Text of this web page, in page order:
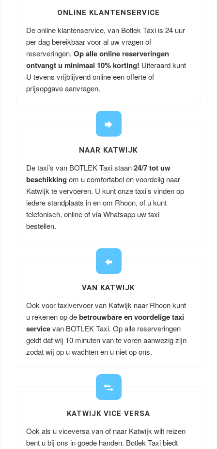
ONLINE KLANTENSERVICE
De online klantenservice, van Botlek Taxi is 24 uur
per dag bereikbaar voor al uw vragen of
reserveringen. Op alle online reserveringen
ontvangt u minimaal 10% korting! Uiteraard kunt
U tevens vrijblijvend online een offerte of
prijsopgave aanvragen.
NAAR KATWIJK
De taxi’s van BOTLEK Taxi staan24/7 tot uw
beschikking om u comfortabel en voordelig naar
Katwijk te vervoeren. U kunt onze taxi’s vinden op
iedere standplaats in en om Rhoon, of u kunt
telefonisch, online of via Whatsapp uw taxi
bestellen.
VAN KATWIJK
Ook voor taxivervoer van Katwijk naar Rhoon kunt
u rekenen op debetrouwbare en voordelige taxi
servicevan BOTLEK Taxi. Op alle reserveringen
geldt dat wij 10 minuten van te voren aanwezig zijn
zodat wij op u wachten en u niet op ons.
KATWIJK VICE VERSA
Ook als u viceversa van of naar Katwijk wilt reizen
bent u bij ons in goede handen. Botlek Taxi biedt